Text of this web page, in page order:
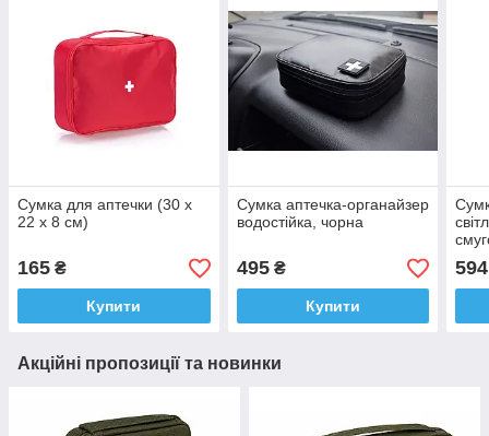
Сумка для аптечки (30 х
22 х 8 см)
165 ₴
Купити
Сумка аптечка-органайзер
водостійка, чорна
495₴
Купити
594
Акційні пропозиції та новинки